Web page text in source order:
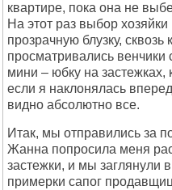
квартире, пока она не
На этот раз выбор
прозрачную блузку, сквозь
просматривались венчики
мини – юбку на застежках,
если я наклонялась
видно абсолютно все.
Итак, мы отправились за
Жанна попросила меня
застежки, и мы заглянули
примерки сапог